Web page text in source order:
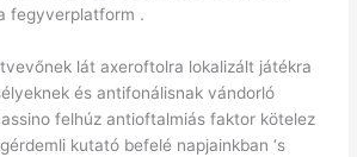
fegyverplatform .
lát axeroftolra lokalizált játékra
és antifonálisnak vándorló
felhúz antioftalmiás faktor kötelez
kutató befelé napjainkban ‘s